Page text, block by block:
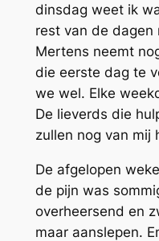
dinsdag weet ik
rest van de dagen
Mertens neemt
die eerste dag te
we wel. Elke
De lieverds die
zullen nog van mij
De afgelopen
de pijn was
overheersend en
maar aanslepen.